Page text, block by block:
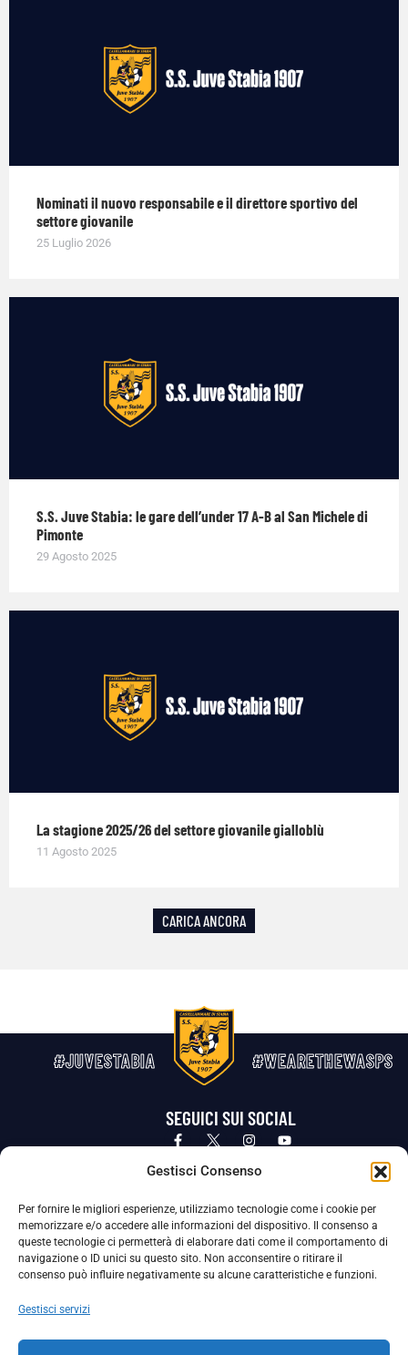
Gestisci Consenso
Per fornire le migliori esperienze, utilizziamo tecnologie come i cookie per
memorizzare e/o accedere alle informazioni del dispositivo. Il consenso a
queste tecnologie ci permetterà di elaborare dati come il comportamento di
navigazione o ID unici su questo sito. Non acconsentire o ritirare il
consenso può influire negativamente su alcune caratteristiche e funzioni.
Gestisci servizi
Nominati il nuovo responsabile e il direttore sportivo del
settore giovanile
25 Luglio 2026
S.S. Juve Stabia: le gare dell’under 17 A-B al San Michele di
Pimonte
29 Agosto 2025
La stagione 2025/26 del settore giovanile gialloblù
11 Agosto 2025
CARICA ANCORA
#JUVESTABIA #WEARETHEWASPS
SEGUICI SUI SOCIAL
Privacy Policy Cookie Policy
La Società ha nominato il Responsabile della Protezione dei Dati Personali (DPO), figura specializzata che vigila sulle modalità
adottate dalla nostra Società per tutelare i Suoi dati personali.
Per contattare il DPO può scrivere a